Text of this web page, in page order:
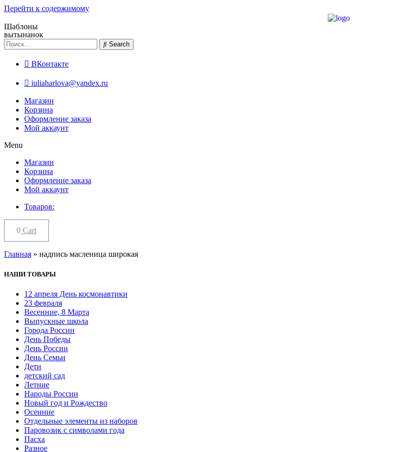
Перейти к содержимому
Шаблоны
вытынанок
Search
ВКонтакте
iuliaharlova@yandex.ru
Магазин
Корзина
Оформление заказа
Мой аккаунт
Menu
Магазин
Корзина
Оформление заказа
Мой аккаунт
Товаров:
0 Cart
Главная » надпись масленица широкая
НАШИ ТОВАРЫ
12 апреля День космонавтики
23 февраля
Весенние, 8 Марта
Выпускные школа
Города России
День Победы
День России
День Семьи
Дети
детский сад
Летние
Народы России
Новый год и Рождество
Осенние
Отдельные элементы из наборов
Паровозик с символами года
Пасха
Разное